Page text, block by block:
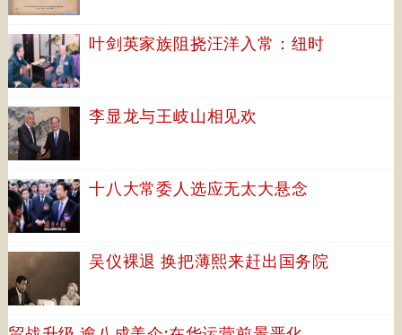
叶剑英家族阻挠汪洋入常：纽时
李显龙与王岐山相见欢
十八大常委人选应无太大悬念
吴仪裸退 换把薄熙来赶出国务院